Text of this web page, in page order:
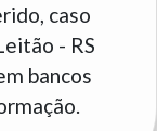
caso
- RS
bancos